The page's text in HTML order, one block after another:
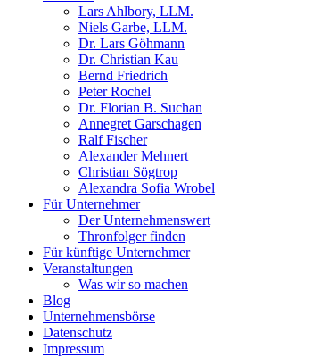
Lars Ahlbory, LLM.
Niels Garbe, LLM.
Dr. Lars Göhmann
Dr. Christian Kau
Bernd Friedrich
Peter Rochel
Dr. Florian B. Suchan
Annegret Garschagen
Ralf Fischer
Alexander Mehnert
Christian Sögtrop
Alexandra Sofia Wrobel
Für Unternehmer
Der Unternehmenswert
Thronfolger finden
Für künftige Unternehmer
Veranstaltungen
Was wir so machen
Blog
Unternehmensbörse
Datenschutz
Impressum